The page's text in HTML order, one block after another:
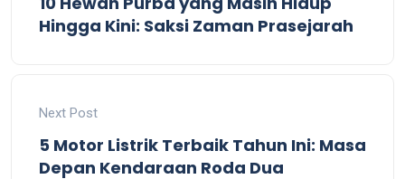
Hingga Kini: Saksi Zaman Prasejarah
Next Post
5 Motor Listrik Terbaik Tahun Ini: Masa
Depan Kendaraan Roda Dua